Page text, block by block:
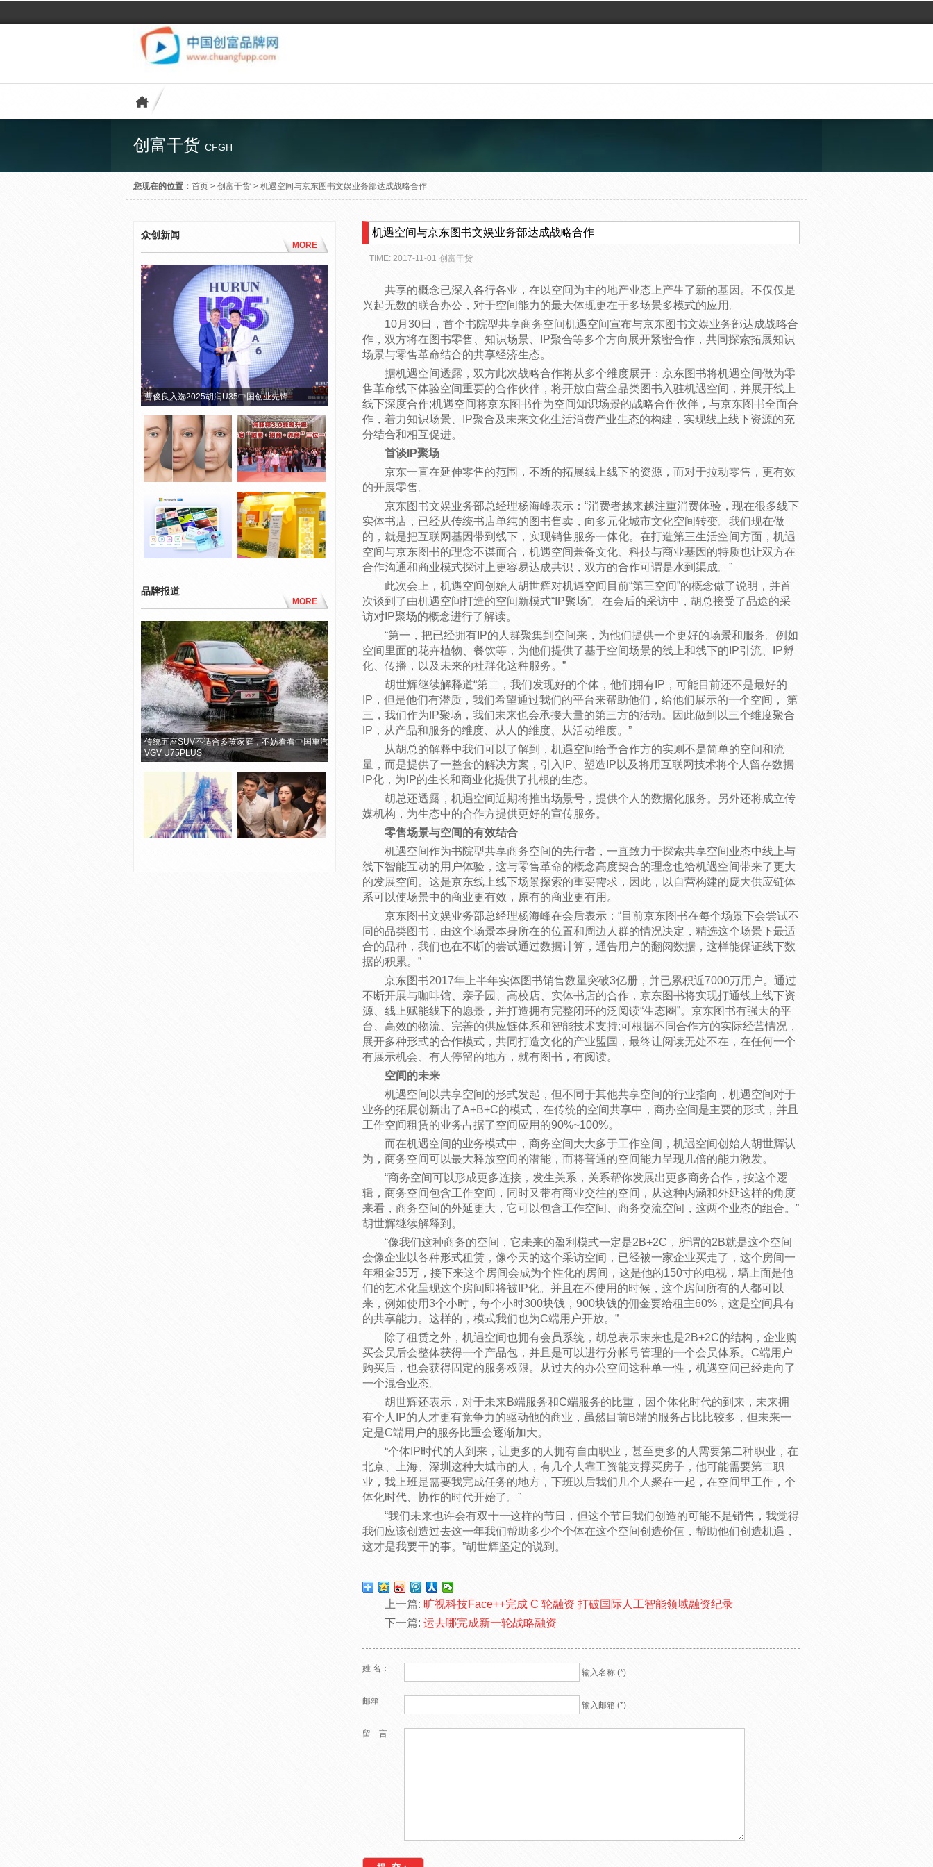
创富干货 CFGH
您现在的位置： 首页 > 创富干货 > 机遇空间与京东图书文娱业务部达成战略合作
众创新闻
MORE
曹俊良入选2025胡润U35中国创业先锋
品牌报道
MORE
传统五座SUV不适合多孩家庭，不妨看看中国重汽
VGV U75PLUS
机遇空间与京东图书文娱业务部达成战略合作
TIME: 2017-11-01 创富干货
共享的概念已深入各行各业，在以空间为主的地产业态上产生了新的基因。不仅仅是
兴起无数的联合办公，对于空间能力的最大体现更在于多场景多模式的应用。
10月30日，首个书院型共享商务空间机遇空间宣布与京东图书文娱业务部达成战略合
作，双方将在图书零售、知识场景、IP聚合等多个方向展开紧密合作，共同探索拓展知识
场景与零售革命结合的共享经济生态。
据机遇空间透露，双方此次战略合作将从多个维度展开：京东图书将机遇空间做为零
售革命线下体验空间重要的合作伙伴，将开放自营全品类图书入驻机遇空间，并展开线上
线下深度合作;机遇空间将京东图书作为空间知识场景的战略合作伙伴，与京东图书全面合
作，着力知识场景、IP聚合及未来文化生活消费产业生态的构建，实现线上线下资源的充
分结合和相互促进。
首谈IP聚场
京东一直在延伸零售的范围，不断的拓展线上线下的资源，而对于拉动零售，更有效
的开展零售。
京东图书文娱业务部总经理杨海峰表示：“消费者越来越注重消费体验，现在很多线下
实体书店，已经从传统书店单纯的图书售卖，向多元化城市文化空间转变。我们现在做
的，就是把互联网基因带到线下，实现销售服务一体化。在打造第三生活空间方面，机遇
空间与京东图书的理念不谋而合，机遇空间兼备文化、科技与商业基因的特质也让双方在
合作沟通和商业模式探讨上更容易达成共识，双方的合作可谓是水到渠成。”
此次会上，机遇空间创始人胡世辉对机遇空间目前“第三空间”的概念做了说明，并首
次谈到了由机遇空间打造的空间新模式“IP聚场”。在会后的采访中，胡总接受了品途的采
访对IP聚场的概念进行了解读。
“第一，把已经拥有IP的人群聚集到空间来，为他们提供一个更好的场景和服务。例如
空间里面的花卉植物、餐饮等，为他们提供了基于空间场景的线上和线下的IP引流、IP孵
化、传播，以及未来的社群化这种服务。”
胡世辉继续解释道“第二，我们发现好的个体，他们拥有IP，可能目前还不是最好的
IP，但是他们有潜质，我们希望通过我们的平台来帮助他们，给他们展示的一个空间， 第
三，我们作为IP聚场，我们未来也会承接大量的第三方的活动。因此做到以三个维度聚合
IP，从产品和服务的维度、从人的维度、从活动维度。”
从胡总的解释中我们可以了解到，机遇空间给予合作方的实则不是简单的空间和流
量，而是提供了一整套的解决方案，引入IP、塑造IP以及将用互联网技术将个人留存数据
IP化，为IP的生长和商业化提供了扎根的生态。
胡总还透露，机遇空间近期将推出场景号，提供个人的数据化服务。另外还将成立传
媒机构，为生态中的合作方提供更好的宣传服务。
零售场景与空间的有效结合
机遇空间作为书院型共享商务空间的先行者，一直致力于探索共享空间业态中线上与
线下智能互动的用户体验，这与零售革命的概念高度契合的理念也给机遇空间带来了更大
的发展空间。这是京东线上线下场景探索的重要需求，因此，以自营构建的庞大供应链体
系可以使场景中的商业更有效，原有的商业更有用。
京东图书文娱业务部总经理杨海峰在会后表示：“目前京东图书在每个场景下会尝试不
同的品类图书，由这个场景本身所在的位置和周边人群的情况决定，精选这个场景下最适
合的品种，我们也在不断的尝试通过数据计算，通告用户的翻阅数据，这样能保证线下数
据的积累。”
京东图书2017年上半年实体图书销售数量突破3亿册，并已累积近7000万用户。通过
不断开展与咖啡馆、亲子园、高校店、实体书店的合作，京东图书将实现打通线上线下资
源、线上赋能线下的愿景，并打造拥有完整闭环的泛阅读“生态圈”。京东图书有强大的平
台、高效的物流、完善的供应链体系和智能技术支持;可根据不同合作方的实际经营情况，
展开多种形式的合作模式，共同打造文化的产业盟国，最终让阅读无处不在，在任何一个
有展示机会、有人停留的地方，就有图书，有阅读。
空间的未来
机遇空间以共享空间的形式发起，但不同于其他共享空间的行业指向，机遇空间对于
业务的拓展创新出了A+B+C的模式，在传统的空间共享中，商办空间是主要的形式，并且
工作空间租赁的业务占据了空间应用的90%~100%。
而在机遇空间的业务模式中，商务空间大大多于工作空间，机遇空间创始人胡世辉认
为，商务空间可以最大释放空间的潜能，而将普通的空间能力呈现几倍的能力激发。
“商务空间可以形成更多连接，发生关系，关系帮你发展出更多商务合作，按这个逻
辑，商务空间包含工作空间，同时又带有商业交往的空间，从这种内涵和外延这样的角度
来看，商务空间的外延更大，它可以包含工作空间、商务交流空间，这两个业态的组合。”
胡世辉继续解释到。
“像我们这种商务的空间，它未来的盈利模式一定是2B+2C，所谓的2B就是这个空间
会像企业以各种形式租赁，像今天的这个采访空间，已经被一家企业买走了，这个房间一
年租金35万，接下来这个房间会成为个性化的房间，这是他的150寸的电视，墙上面是他
们的艺术化呈现这个房间即将被IP化。并且在不使用的时候，这个房间所有的人都可以
来，例如使用3个小时，每个小时300块钱，900块钱的佣金要给租主60%，这是空间具有
的共享能力。这样的，模式我们也为C端用户开放。”
除了租赁之外，机遇空间也拥有会员系统，胡总表示未来也是2B+2C的结构，企业购
买会员后会整体获得一个产品包，并且是可以进行分帐号管理的一个会员体系。C端用户
购买后，也会获得固定的服务权限。从过去的办公空间这种单一性，机遇空间已经走向了
一个混合业态。
胡世辉还表示，对于未来B端服务和C端服务的比重，因个体化时代的到来，未来拥
有个人IP的人才更有竞争力的驱动他的商业，虽然目前B端的服务占比比较多，但未来一
定是C端用户的服务比重会逐渐加大。
“个体IP时代的人到来，让更多的人拥有自由职业，甚至更多的人需要第二种职业，在
北京、上海、深圳这种大城市的人，有几个人靠工资能支撑买房子，他可能需要第二职
业，我上班是需要我完成任务的地方，下班以后我们几个人聚在一起，在空间里工作，个
体化时代、协作的时代开始了。”
“我们未来也许会有双十一这样的节日，但这个节日我们创造的可能不是销售，我觉得
我们应该创造过去这一年我们帮助多少个个体在这个空间创造价值，帮助他们创造机遇，
这才是我要干的事。”胡世辉坚定的说到。
上一篇: 旷视科技Face++完成 C 轮融资 打破国际人工智能领域融资纪录
下一篇: 运去哪完成新一轮战略融资
姓 名： 输入名称 (*)
邮箱 输入邮箱 (*)
留 言: